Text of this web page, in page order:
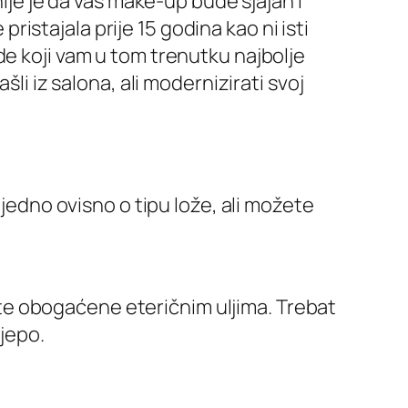
prije 15 godina kao ni isti
koji vam u tom trenutku najbolje
iz salona, ali modernizirati svoj
ovisno o tipu lože, ali možete
obogaćene eteričnim uljima. Trebat